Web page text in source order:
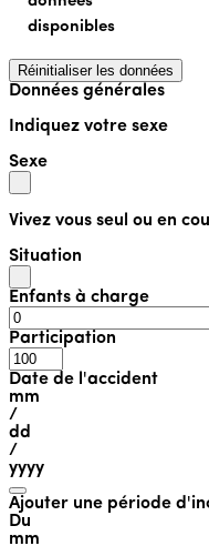
disponibles
Réinitialiser les données
Données générales
Indiquez votre sexe
Sexe
Vivez vous seul ou en
Situation
Enfants à charge
Participation
Date de l'accident
mm
/
dd
/
yyyy
Ajouter une période
Du
mm